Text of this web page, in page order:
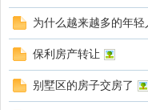
为什么越来越多的年轻
保利房产转让
别墅区的房子交房了